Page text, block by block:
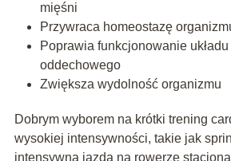
mięśni
Przywraca homeostazę
Poprawia funkcjonowanie
oddechowego
Zwiększa wydolność organizmu
Dobrym wyborem na krótki trening
wysokiej intensywności, takie jak
intensywna jazda na rowerze